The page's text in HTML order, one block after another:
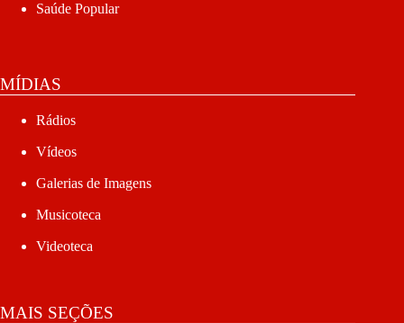
Saúde Popular
MÍDIAS
Rádios
Vídeos
Galerias de Imagens
Musicoteca
Videoteca
MAIS SEÇÕES